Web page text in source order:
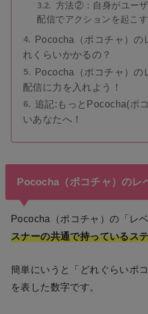
方法②：自身がユー
配信でアクションを起こす
Pococha（ポコチャ）の
れくらいかかるの？
Pococha（ポコチャ）の
配信に力を入れよう！
追記:もっとPococha(ポ
いあなたへ！
Pococha（ポコチャ）のレ
Pococha（ポコチャ）の「レベ
スナーの共通で持っているス
簡単にいうと「どれぐらいポ
を表した数字です。